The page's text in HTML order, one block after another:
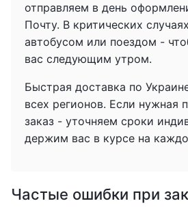
отправляем в день
Почту. В критических
автобусом или поездом -
вас следующим утром.
Быстрая доставка по
всех регионов. Если нужная
заказ - уточняем сроки
держим вас в курсе на
Частые ошибки при